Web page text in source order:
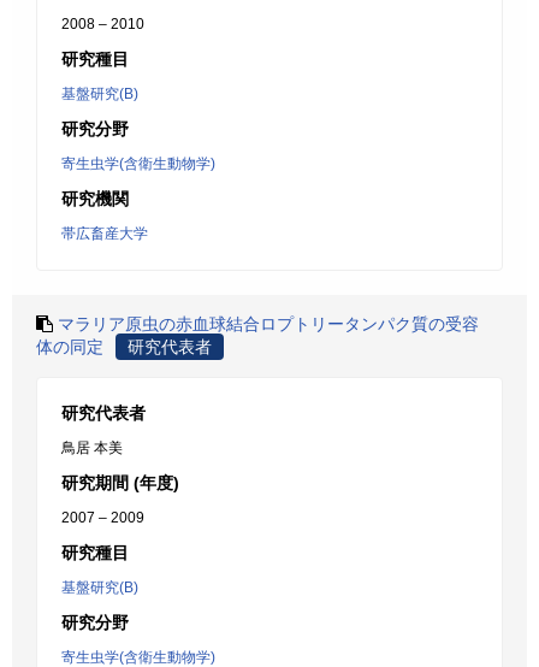
2008 – 2010
研究種目
基盤研究(B)
研究分野
寄生虫学(含衛生動物学)
研究機関
帯広畜産大学
マラリア原虫の赤血球結合ロプトリータンパク質の受容
体の同定
研究代表者
研究代表者
鳥居 本美
研究期間 (年度)
2007 – 2009
研究種目
基盤研究(B)
研究分野
寄生虫学(含衛生動物学)